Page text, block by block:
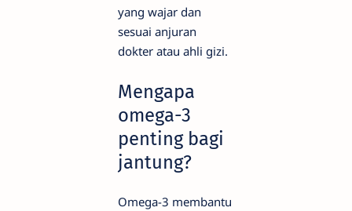
yang wajar dan
sesuai anjuran
dokter atau ahli gizi.
Mengapa
omega-3
penting bagi
jantung?
Omega-3 membantu